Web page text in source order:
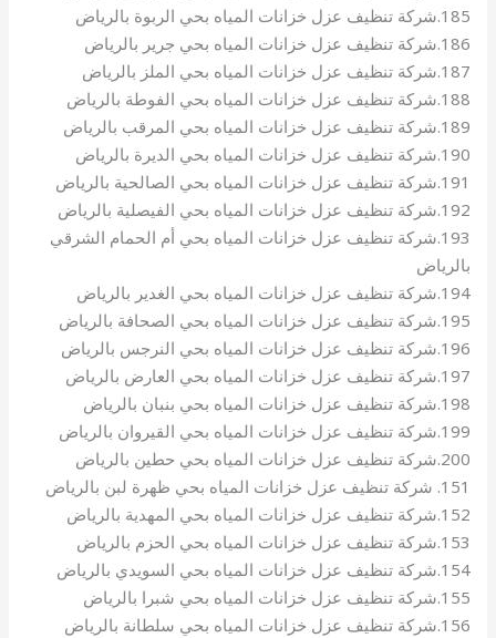
185.شركة تنظيف عزل خزانات المياه بحي الربوة بالرياض
186.شركة تنظيف عزل خزانات المياه بحي جرير بالرياض
187.شركة تنظيف عزل خزانات المياه بحي الملز بالرياض
188.شركة تنظيف عزل خزانات المياه بحي الفوطة بالرياض
189.شركة تنظيف عزل خزانات المياه بحي المرقب بالرياض
190.شركة تنظيف عزل خزانات المياه بحي الديرة بالرياض
191.شركة تنظيف عزل خزانات المياه بحي الصالحية بالرياض
192.شركة تنظيف عزل خزانات المياه بحي الفيصلية بالرياض
193.شركة تنظيف عزل خزانات المياه بحي أم الحمام الشرقي
بالرياض
194.شركة تنظيف عزل خزانات المياه بحي الغدير بالرياض
195.شركة تنظيف عزل خزانات المياه بحي الصحافة بالرياض
196.شركة تنظيف عزل خزانات المياه بحي النرجس بالرياض
197.شركة تنظيف عزل خزانات المياه بحي العارض بالرياض
198.شركة تنظيف عزل خزانات المياه بحي بنبان بالرياض
199.شركة تنظيف عزل خزانات المياه بحي القيروان بالرياض
200.شركة تنظيف عزل خزانات المياه بحي حطين بالرياض
151. شركة تنظيف عزل خزانات المياه بحي ظهرة لبن بالرياض
152.شركة تنظيف عزل خزانات المياه بحي المهدية بالرياض
153.شركة تنظيف عزل خزانات المياه بحي الحزم بالرياض
154.شركة تنظيف عزل خزانات المياه بحي السويدي بالرياض
155.شركة تنظيف عزل خزانات المياه بحي شبرا بالرياض
156.شركة تنظيف عزل خزانات المياه بحي سلطانة بالرياض